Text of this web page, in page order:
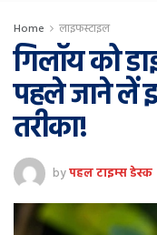
Home लाइफस्टाइल
गिलॉय को
पहले जाने लें
तरीका!
byपहल टाइम्स डेस्क